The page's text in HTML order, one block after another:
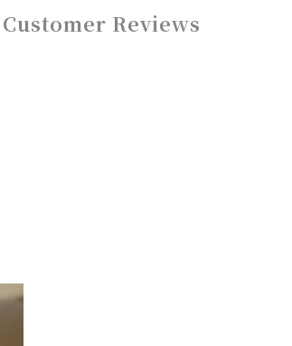
Customer Reviews